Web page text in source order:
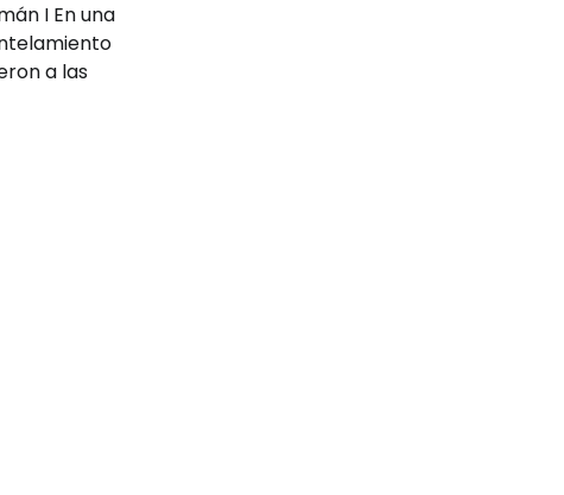
I En una
a las